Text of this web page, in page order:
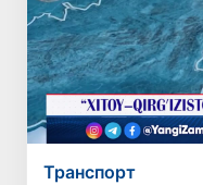
Транспорт